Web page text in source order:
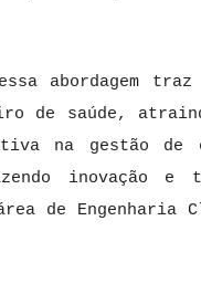
abordagem
de saúde,
na gestão de
inovação e
de